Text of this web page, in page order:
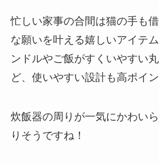
忙しい家事の合間は猫の手も
な願いを叶える嬉しいアイテ
ンドルやご飯がすくいやすい
ど、使いやすい設計も高ポイン
炊飯器の周りが一気にかわい
りそうですね！